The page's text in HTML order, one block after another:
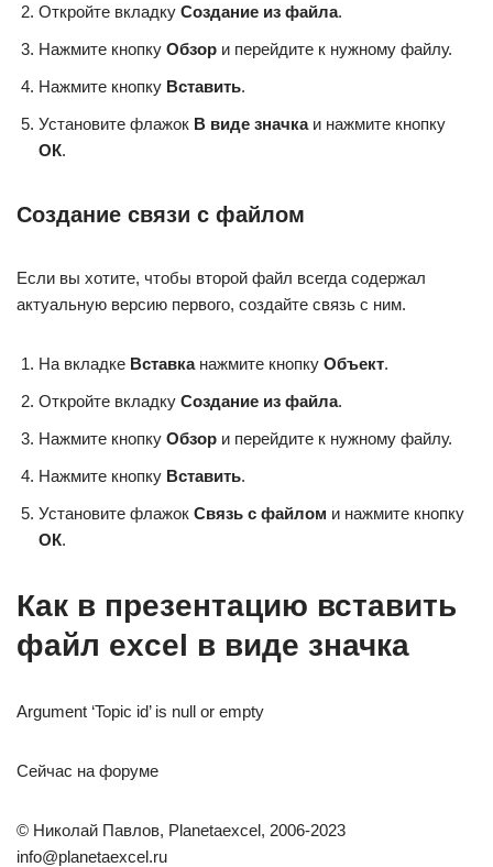
Откройте вкладку Создание из файла.
Нажмите кнопку Обзор и перейдите к нужному файлу.
Нажмите кнопку Вставить.
Установите флажок В виде значкаи нажмите кнопку
ОК.
Создание связи с файлом
Если вы хотите, чтобы второй файл всегда содержал
актуальную версию первого, создайте связь с ним.
На вкладке Вставканажмите кнопку Объект.
Откройте вкладку Создание из файла.
Нажмите кнопку Обзор и перейдите к нужному файлу.
Нажмите кнопку Вставить.
Установите флажок Связь с файлом и нажмите кнопку
ОК.
Как в презентацию вставить
файл excel в виде значка
Argument ‘Topic id’ is null or empty
Сейчас на форуме
© Николай Павлов, Planetaexcel, 2006-2023
info@planetaexcel.ru